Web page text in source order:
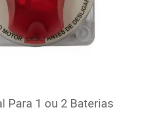
Para 1 ou 2 Baterias